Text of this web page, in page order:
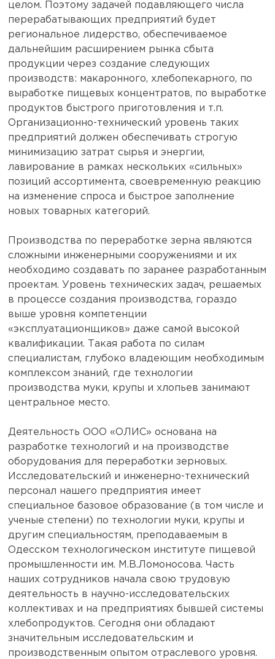
целом. Поэтому задачей подавляющего числа
перерабатывающих предприятий будет
региональное лидерство, обеспечиваемое
дальнейшим расширением рынка сбыта
продукции через создание следующих
производств: макаронного, хлебопекарного, по
выработке пищевых концентратов, по выработке
продуктов быстрого приготовления и т.п.
Организационно-технический уровень таких
предприятий должен обеспечивать строгую
минимизацию затрат сырья и энергии,
лавирование в рамках нескольких «сильных»
позиций ассортимента, своевременную реакцию
на изменение спроса и быстрое заполнение
новых товарных категорий.
Производства по переработке зерна являются
сложными инженерными сооружениями и их
необходимо создавать по заранее разработанным
проектам. Уровень технических задач, решаемых
в процессе создания производства, гораздо
выше уровня компетенции
«эксплуатационщиков» даже самой высокой
квалификации. Такая работа по силам
специалистам, глубоко владеющим необходимым
комплексом знаний, где технологии
производства муки, крупы и хлопьев занимают
центральное место.
Деятельность ООО «ОЛИС» основана на
разработке технологий и на производстве
оборудования для переработки зерновых.
Исследовательский и инженерно-технический
персонал нашего предприятия имеет
специальное базовое образование (в том числе и
ученые степени) по технологии муки, крупы и
другим специальностям, преподаваемым в
Одесском технологическом институте пищевой
промышленности им. М.В.Ломоносова. Часть
наших сотрудников начала свою трудовую
деятельность в научно-исследовательских
коллективах и на предприятиях бывшей системы
хлебопродуктов. Сегодня они обладают
значительным исследовательским и
производственным опытом отраслевого уровня.